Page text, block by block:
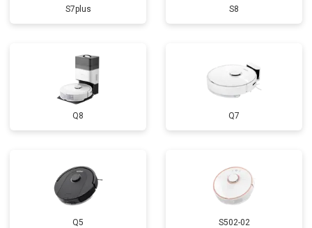
S7plus S8
Q8 Q7
Q5 S502-02